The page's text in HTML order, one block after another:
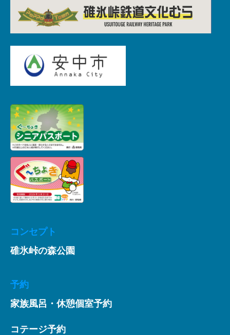
コンセプト
碓氷峠の森公園
予約
家族風呂・休憩個室予約
コテージ予約